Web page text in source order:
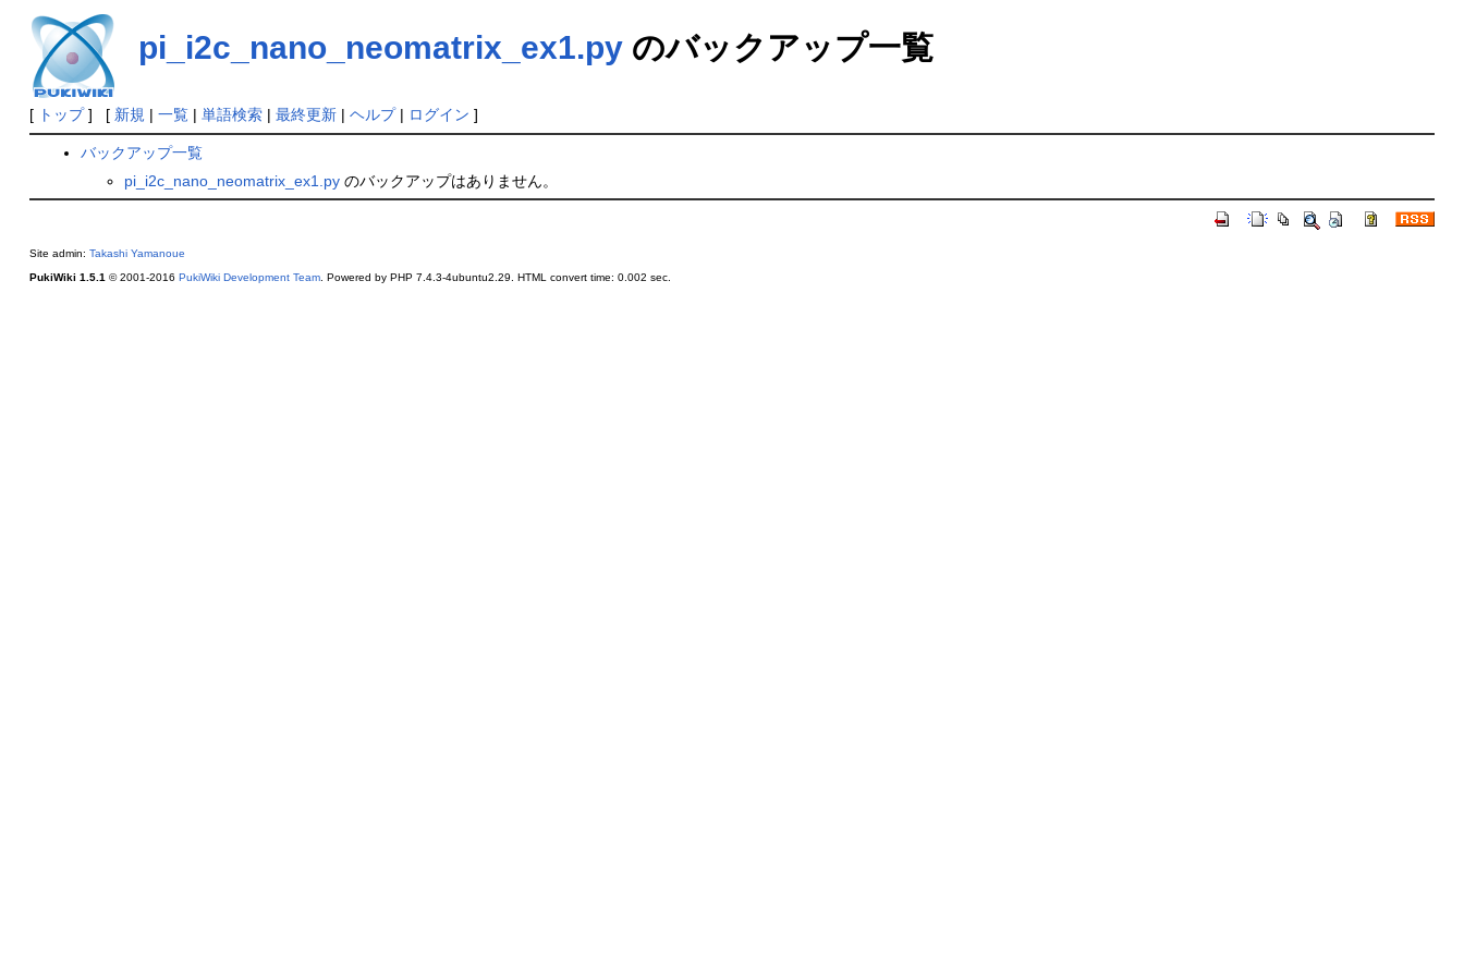
pi_i2c_nano_neomatrix_ex1.pyのバックアップ一覧
[ トップ] [ 新規 | 一覧| 単語検索| 最終更新| ヘルプ| ログイン ]
バックアップ一覧
pi_i2c_nano_neomatrix_ex1.py のバックアップはありません。
Site admin: Takashi Yamanoue
PukiWiki 1.5.1 © 2001-2016 PukiWiki Development Team. Powered by PHP 7.4.3-4ubuntu2.29. HTML convert time: 0.002 sec.